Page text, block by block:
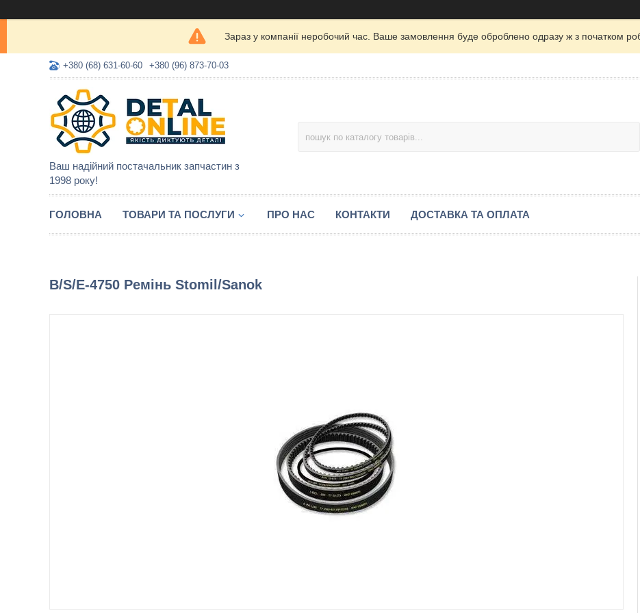
Зараз у компанії неробочий час. Ваше замовлення буде оброблено одразу ж з початком
+380 (68) 631-60-60 +380 (96) 873-70-03
Ваш надійний постачальник запчастин з
1998 року!
ГОЛОВНА ТОВАРИ ТА ПОСЛУГИ ПРО НАС КОНТАКТИ ДОСТАВКА ТА ОПЛАТА
B/S/E-4750 Ремінь Stomil/Sanok